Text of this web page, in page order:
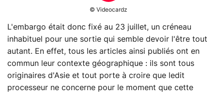
© Videocardz
L'embargo était donc fixé au 23 juillet, un créneau
inhabituel pour une sortie qui semble devoir l'être tout
autant. En effet, tous les articles ainsi publiés ont en
commun leur contexte géographique : ils sont tous
originaires d'Asie et tout porte à croire que ledit
processeur ne concerne pour le moment que cette